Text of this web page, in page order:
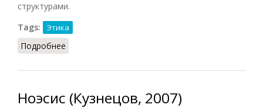
структурами.
Tags:
Этика
Подробнее
Ноэсис (Кузнецов, 2007)